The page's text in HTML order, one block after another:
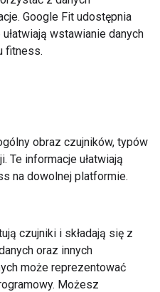
Google Fit udostępnia
wstawianie danych
fitness.
obraz czujników, typów
Te informacje ułatwiają
na dowolnej platformie.
czujniki i składają się z
oraz innych
może reprezentować
Możesz